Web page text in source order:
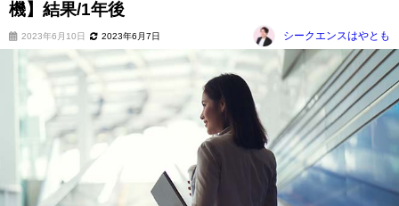
機】結果/1年後
2023年6月10日 2023年6月7日 シークエンスはやとも